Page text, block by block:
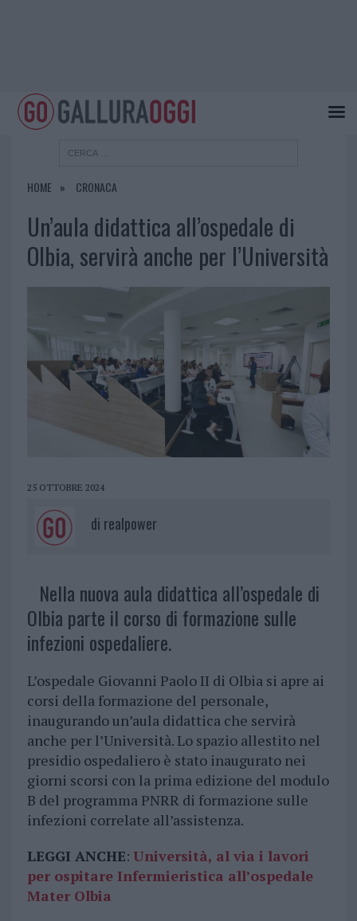
HOME CRONACA
Un’aula didattica all’ospedale di
Olbia, servirà anche per l’Università
25 OTTOBRE 2024
di realpower
Nella nuova aula didattica all’ospedale di
Olbia parte il corso di formazione sulle
infezioni ospedaliere.
L’ospedale Giovanni Paolo II di Olbia si apre ai
corsi della formazione del personale,
inaugurando un’aula didattica che servirà
anche per l’Università. Lo spazio allestito nel
presidio ospedaliero è stato inaugurato nei
giorni scorsi con la prima edizione del modulo
B del programma PNRR di formazione sulle
infezioni correlate all’assistenza.
LEGGI ANCHE: Università, al via i lavori
per ospitare Infermieristica all’ospedale
Mater Olbia